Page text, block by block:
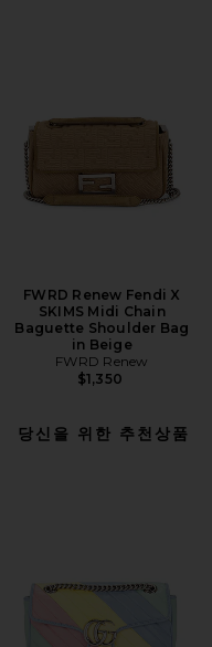
FWRD Renew Fendi X
SKIMS Midi Chain
Baguette Shoulder Bag
in Beige
FWRD Renew
$1,350
당신을 위한 추천상품